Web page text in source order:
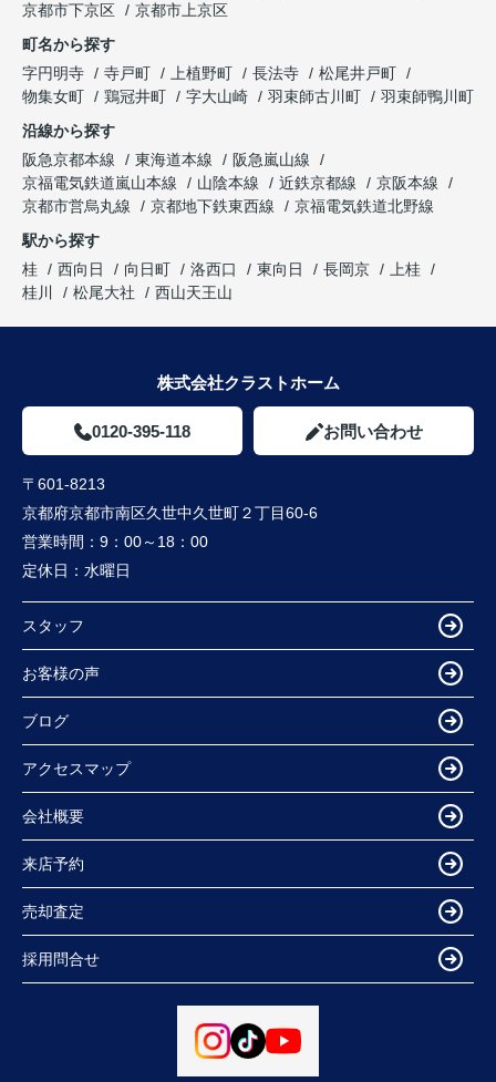
京都市下京区
京都市上京区
町名から探す
字円明寺
寺戸町 上植野町 長法寺
松尾井戸町
物集女町
鶏冠井町 字大山崎 羽束師古川町
羽束師鴨川町
沿線から探す
阪急京都本線
東海道本線
阪急嵐山線
京福電気鉄道嵐山本線
山陰本線 近鉄京都線
京阪本線
京都市営烏丸線
京都地下鉄東西線
京福電気鉄道北野線
駅から探す
桂
西向日 向日町 洛西口 東向日 長岡京
上桂
桂川
松尾大社 西山天王山
株式会社クラストホーム
0120-395-118 お問い合わせ
〒601-8213
京都府京都市南区久世中久世町２丁目60-6
営業時間： 9：00～18：00
定休日： 水曜日
スタッフ
お客様の声
ブログ
アクセスマップ
会社概要
来店予約
売却査定
採用問合せ